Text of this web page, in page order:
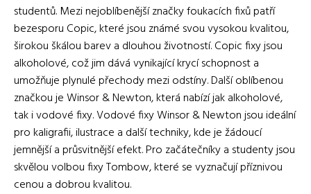
studentů. Mezi nejoblíbenější značky foukacích fixů patří
bezesporu Copic, které jsou známé svou vysokou kvalitou,
širokou škálou barev a dlouhou životností. Copic fixy jsou
alkoholové, což jim dává vynikající krycí schopnost a
umožňuje plynulé přechody mezi odstíny. Další oblíbenou
značkou je Winsor & Newton, která nabízí jak alkoholové,
tak i vodové fixy. Vodové fixy Winsor & Newton jsou ideální
pro kaligrafii, ilustrace a další techniky, kde je žádoucí
jemnější a průsvitnější efekt. Pro začátečníky a studenty jsou
skvělou volbou fixy Tombow, které se vyznačují příznivou
cenou a dobrou kvalitou.